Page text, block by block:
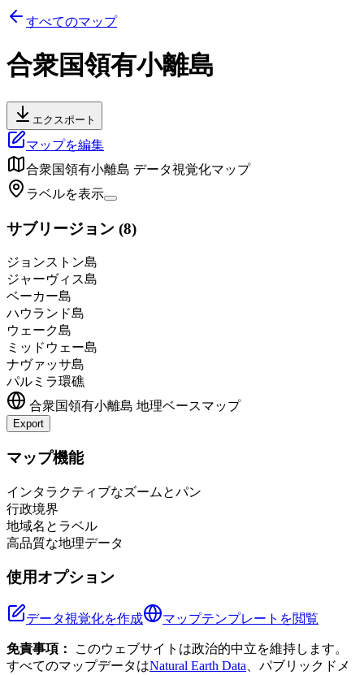
すべてのマップ
合衆国領有小離島
エクスポート
マップを編集
合衆国領有小離島 データ視覚化マップ
ラベルを表示
サブリージョン (8)
ジョンストン島
ジャーヴィス島
ベーカー島
ハウランド島
ウェーク島
ミッドウェー島
ナヴァッサ島
パルミラ環礁
合衆国領有小離島 地理ベースマップ
Export
+
マップ機能
インタラクティブなズームとパン
行政境界
地域名とラベル
高品質な地理データ
使用オプション
データ視覚化を作成 マップテンプレートを閲覧
免責事項：
このウェブサイトは政治的中立を維持します。
すべてのマップデータはNatural Earth Data 、パブリックドメ